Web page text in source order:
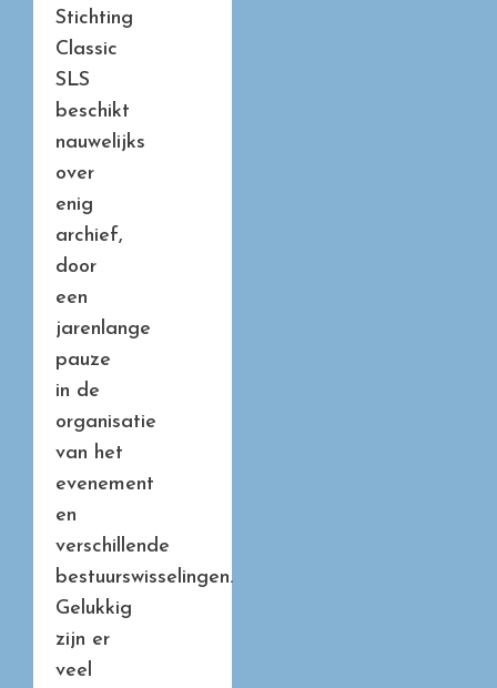
Stichting
Classic
SLS
beschikt
nauwelijks
over
enig
archief,
door
een
jarenlange
pauze
in de
organisatie
van het
evenement
en
verschillende
bestuurswisselingen.
Gelukkig
zijn er
veel